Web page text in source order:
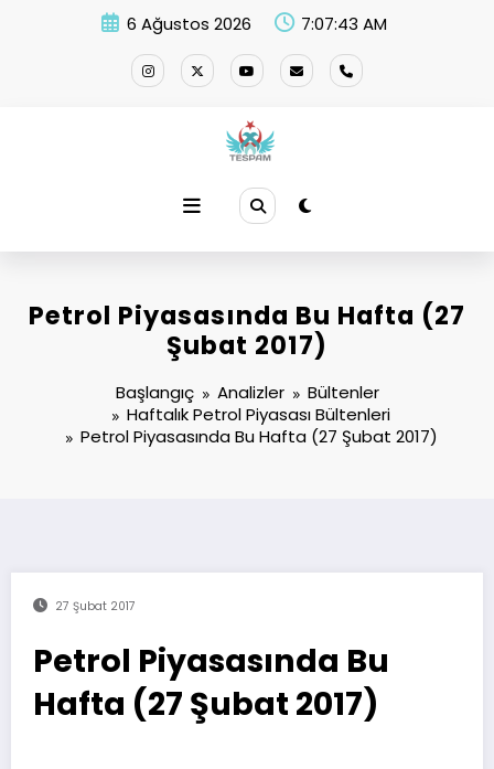
6 Ağustos 2026 7:07:44 AM
Petrol Piyasasında Bu Hafta (27
Şubat 2017)
Başlangıç Analizler
Bültenler
Haftalık Petrol Piyasası Bültenleri
Petrol Piyasasında Bu Hafta (27 Şubat 2017)
27 Şubat 2017
Petrol Piyasasında Bu
Hafta (27 Şubat 2017)